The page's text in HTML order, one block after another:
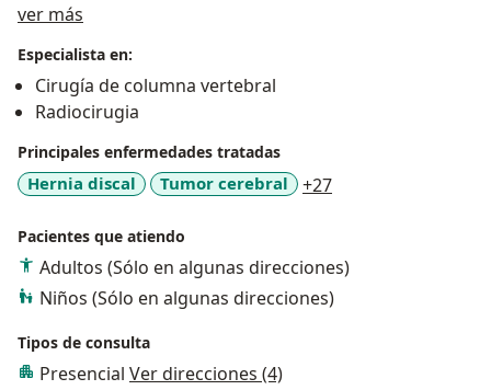
ver más
Especialista en:
Cirugía de columna vertebral
Radiocirugia
Principales enfermedades tratadas
Hernia discal Tumor cerebral +27
Pacientes que atiendo
Adultos (Sólo en algunas direcciones)
Niños (Sólo en algunas direcciones)
Tipos de consulta
Presencial Ver direcciones (4)